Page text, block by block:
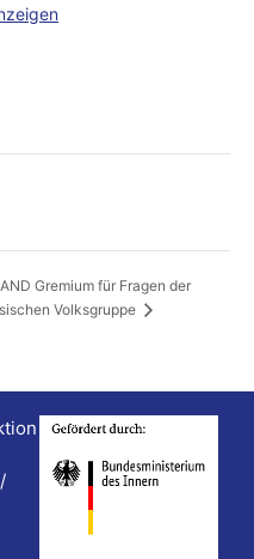
Gremium für Fragen der
Volksgruppe